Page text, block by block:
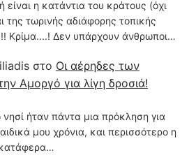
η κατάντια του κράτους (όχι
της τωρινής αδιάφορης τοπικής
Κρίμα....! Δεν υπάρχουν άνθρωποι…
στο Οι αέρηδες των
Αμοργό για λίγη δροσιά!
νησί ήταν πάντα μια πρόκληση για
μου χρόνια, και περισσότερο η